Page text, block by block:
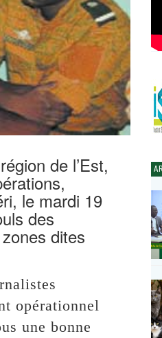
de l’Est,
le mardi 19
des
dites
opérationnel
une bonne